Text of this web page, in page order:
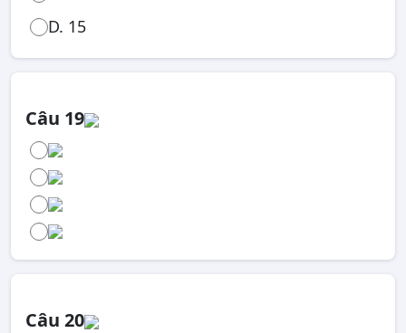
D. 15
Câu 19
Câu 20